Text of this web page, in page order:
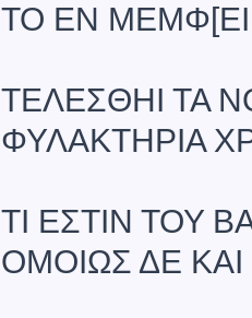
ΤΟ ΕΝ ΜΕΜΦ[ΕΙ
ΤΕΛΕΣΘΗΙ ΤΑ
ΦΥΛΑΚΤΗΡΙΑ
ΤΙ ΕΣΤΙΝ ΤΟΥ
ΟΜΟΙΩΣ ΔΕ ΚΑΙ